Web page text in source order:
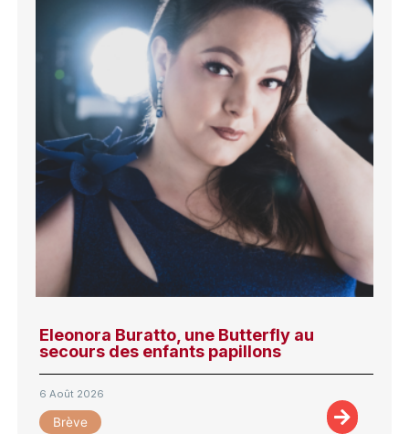
Eleonora Buratto, une Butterfly au
secours des enfants papillons
6 Août 2026
Brève